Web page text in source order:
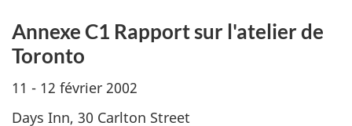
a
n
s
u
Annexe C1 Rapport sur l'atelier de
Toronto
11 - 12 février 2002
Days Inn, 30 Carlton Street